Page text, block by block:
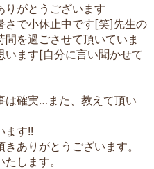
りがとうございます
さで小休止中です[笑]先生の
を過ごさせて頂いていま
ます[自分に言い聞かせて
は確実…また、教えて頂い
ます!!
ありがとうございます。
します。